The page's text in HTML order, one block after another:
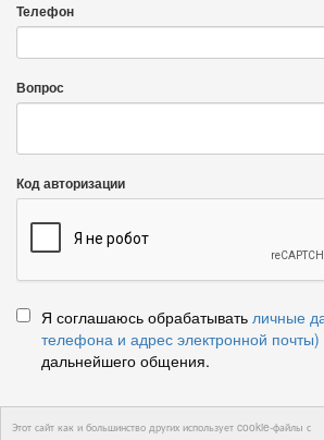
Этот сайт как и большинство других использует cookie-файлы с
Телефон
Вопрос
Код авторизации
Я соглашаюсь обрабатывать личные
телефона и адрес электронной почты)
дальнейшего общения.